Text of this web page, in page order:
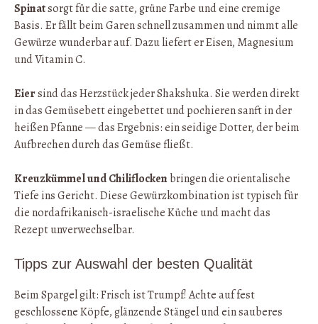
Spinatsorgt für die satte, grüne Farbe und eine cremige
Basis. Er fällt beim Garen schnell zusammen und nimmt alle
Gewürze wunderbar auf. Dazu liefert er Eisen, Magnesium
und Vitamin C.
Eiersind das Herzstück jeder Shakshuka. Sie werden direkt
in das Gemüsebett eingebettet und pochieren sanft in der
heißen Pfanne — das Ergebnis: ein seidige Dotter, der beim
Aufbrechen durch das Gemüse fließt.
Kreuzkümmel und Chiliflockenbringen die orientalische
Tiefe ins Gericht. Diese Gewürzkombination ist typisch für
die nordafrikanisch-israelische Küche und macht das
Rezept unverwechselbar.
Tipps zur Auswahl der besten Qualität
Beim Spargel gilt: Frisch ist Trumpf! Achte auf fest
geschlossene Köpfe, glänzende Stängel und ein sauberes